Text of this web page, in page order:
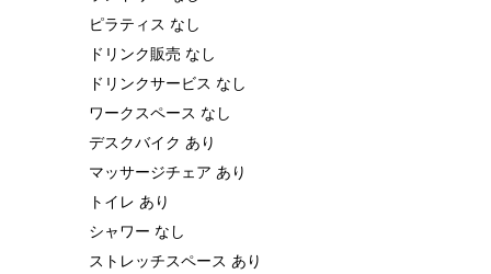
ピラティス なし
ドリンク販売 なし
ドリンクサービス なし
ワークスペース なし
デスクバイク あり
マッサージチェア あり
トイレ あり
シャワー なし
ストレッチスペース あり